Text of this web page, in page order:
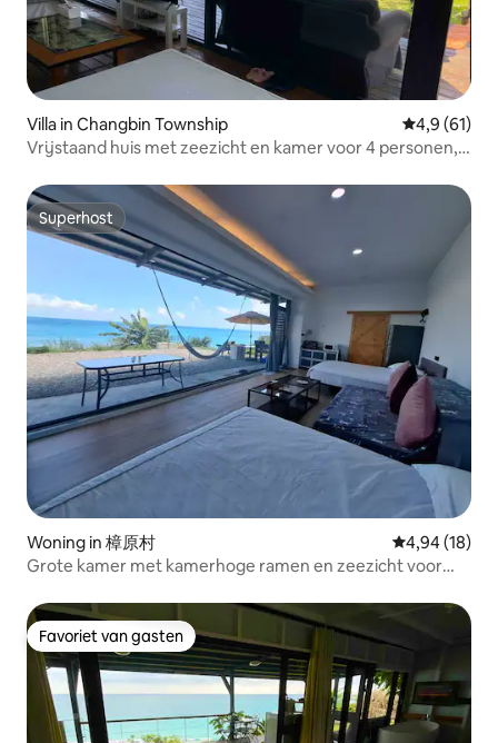
Villa in Changbin Township
4,9 (61)
Vrijstaand huis met zeezicht en kamer voor 4 personen,
Superhost
Superhost
Woning in 樟原村 Gemiddelde
4,94 (18)
Grote kamer met kamerhoge ramen en zeezicht voor
Favoriet van gasten
Favoriet van gasten